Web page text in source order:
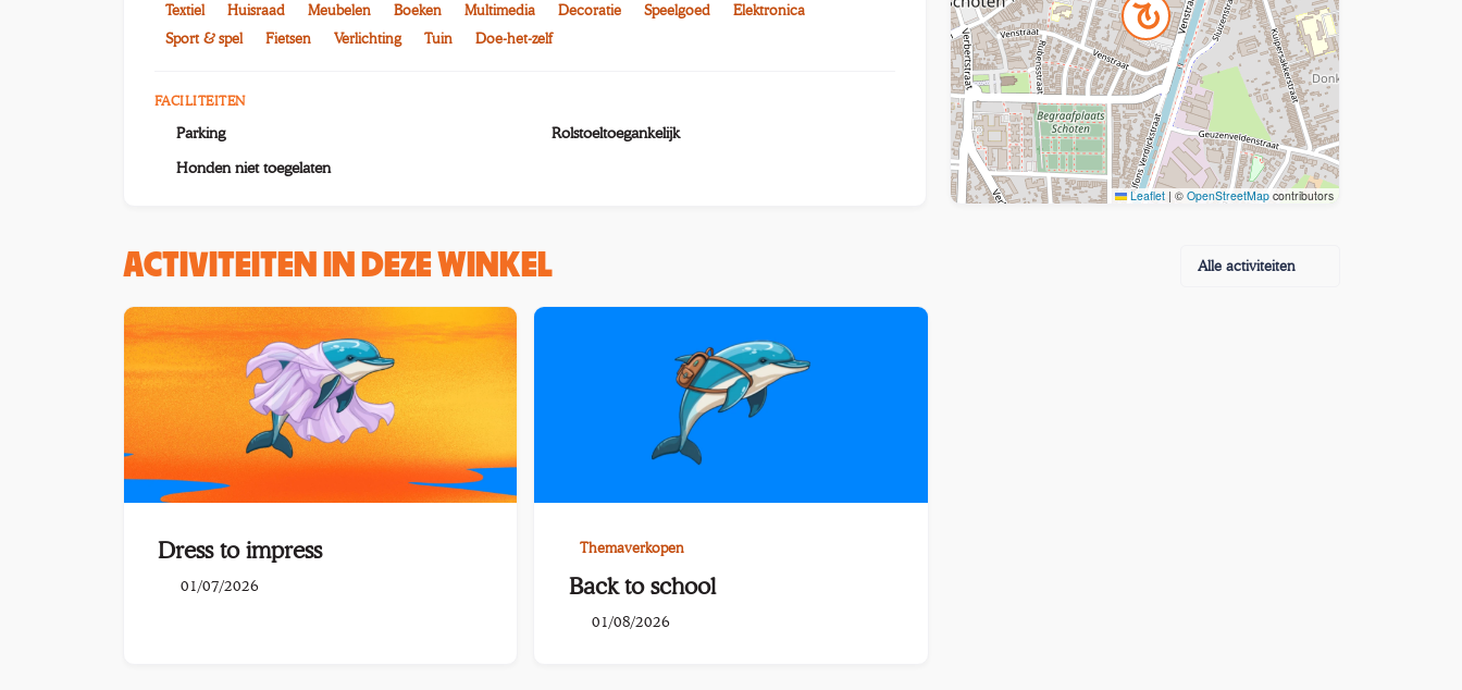
Textiel Huisraad Meubelen Boeken Multimedia Decoratie Speelgoed
Elektronica
Sport & spel
Fietsen Verlichting Tuin Doe-het-zelf
FACILITEITEN
Parking
Rolstoeltoegankelijk
Honden niet toegelaten
Leaflet | © OpenStreetMapcontributors
ACTIVITEITEN IN DEZE WINKEL Alle activiteiten
Dress to impress
01/07/2026
Themaverkopen
Back to school
01/08/2026